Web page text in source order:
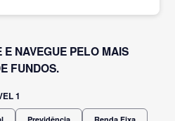
NAVEGUE PELO MAIS
FUNDOS.
1
Previdência Renda Fixa